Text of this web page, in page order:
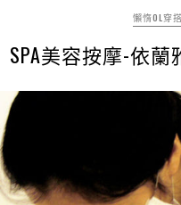
懶惰OL穿
SPA美容按摩-依